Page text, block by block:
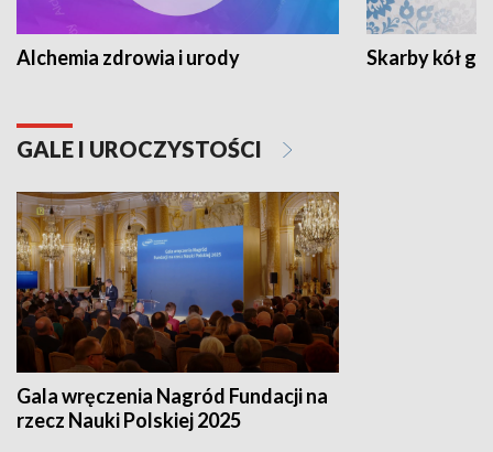
Alchemia zdrowia i urody Skarby kół
GALE I UROCZYSTOŚCI
Gala wręczenia Nagród Fundacji na
rzecz Nauki Polskiej 2025